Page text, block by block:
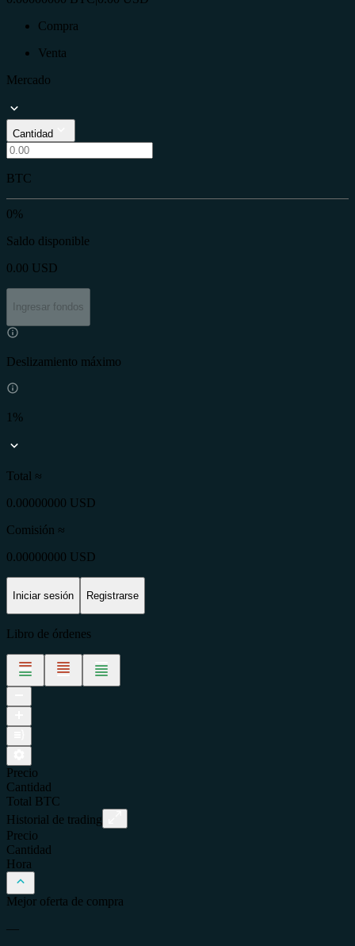
Compra
Venta
Mercado
Cantidad
BTC
0%
Saldo disponible
0.00 USD
Ingresar fondos
Deslizamiento máximo
1%
Total ≈
0.00000000 USD
Comisión ≈
0.00000000 USD
Iniciar sesión Registrarse
Libro de órdenes
Precio
Cantidad
Total
BTC
Historial de trading
Precio
Cantidad
Hora
Mejor oferta de compra
—